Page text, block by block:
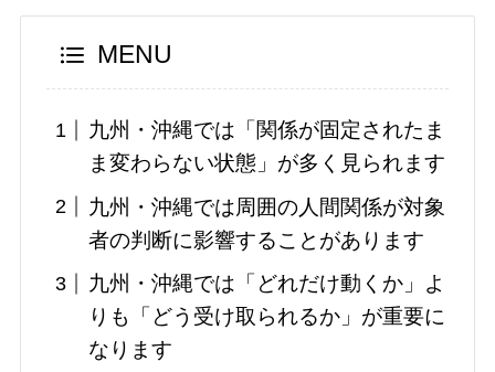
MENU
九州・沖縄では「関係が固定されたま
ま変わらない状態」が多く見られます
九州・沖縄では周囲の人間関係が対象
者の判断に影響することがあります
九州・沖縄では「どれだけ動くか」よ
りも「どう受け取られるか」が重要に
なります